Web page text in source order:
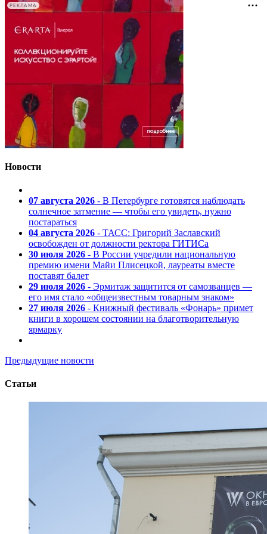
РЕКЛАМА
Новости
07 августа 2026 - В Петербурге готовятся наблюдать
солнечное затмение — чтобы его увидеть, нужно
постараться
04 августа 2026 - ТАСС: Григорий Заславский
освобожден от должности ректора ГИТИСа
30 июля 2026 - В России учредили национальную
премию имени Майи Плисецкой, лауреаты вместе
поставят балет
29 июля 2026 - Эрмитаж защитится от самозванцев —
его имя стало «общеизвестным товарным знаком»
27 июля 2026 - Книжный фестиваль «Фонарь» примет
книги в хорошем состоянии на благотворительную
ярмарку
Предыдущие новости
Статьи